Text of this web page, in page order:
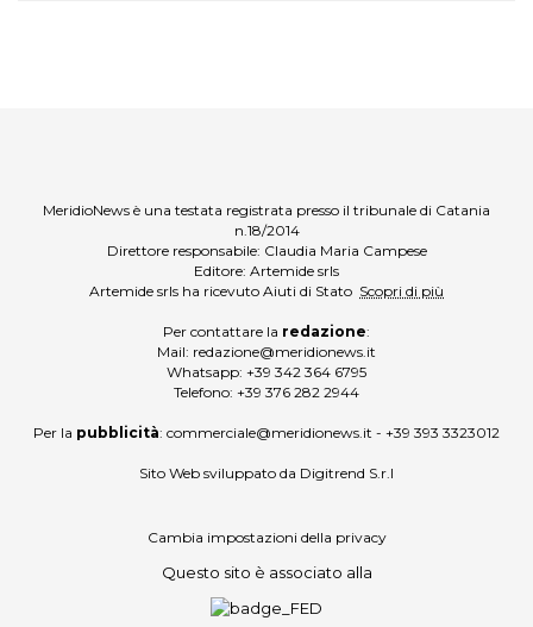
MeridioNews è una testata registrata presso il tribunale di Catania
n.18/2014
Direttore responsabile: Claudia Maria Campese
Editore: Artemide srls
Artemide srls ha ricevuto Aiuti di Stato Scopri di più
Per contattare la redazione:
Mail: redazione@meridionews.it
Whatsapp: +39 342 364 6795
Telefono: +39 376 282 2944
Per la pubblicità: commerciale@meridionews.it - +39 393 3323012
Sito Web sviluppato da Digitrend S.r.l
Cambia impostazioni della privacy
Questo sito è associato alla